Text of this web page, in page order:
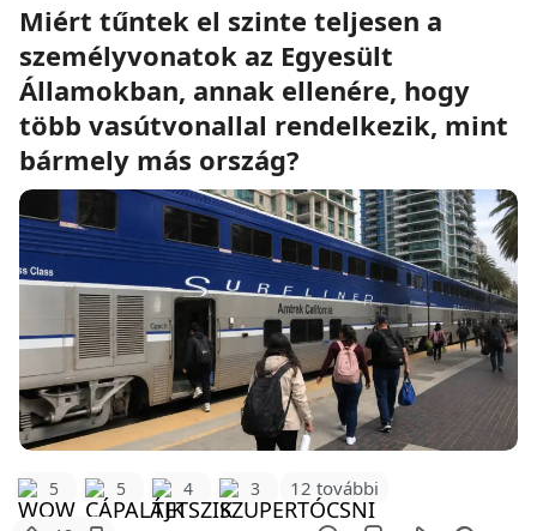
Miért tűntek el szinte teljesen a
személyvonatok az Egyesült
Államokban, annak ellenére, hogy
több vasútvonallal rendelkezik, mint
bármely más ország?
5 5 4 3 12 további